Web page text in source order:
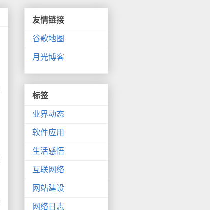
友情链接
谷歌地图
月光博客
标签
业界动态
软件应用
生活感悟
互联网络
网站建设
网络日志